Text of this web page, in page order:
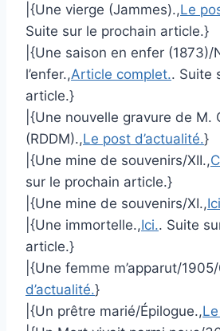
|{Une vierge (Jammes).,Le
Suite sur le prochain article.}
|{Une saison en enfer (1873)/
l’enfer.,Article complet.. Suite
article.}
|{Une nouvelle gravure de M.
(RDDM).,Le post d’actualité.}
|{Une mine de souvenirs/XII.,
sur le prochain article.}
|{Une mine de souvenirs/XI.,
|{Une immortelle.,Ici.. Suite
article.}
|{Une femme m’apparut/
d’actualité.}
|{Un prêtre marié/Épilogue.,